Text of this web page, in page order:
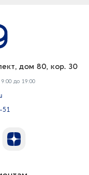
дом 80, кор. 30
до 19:00
51